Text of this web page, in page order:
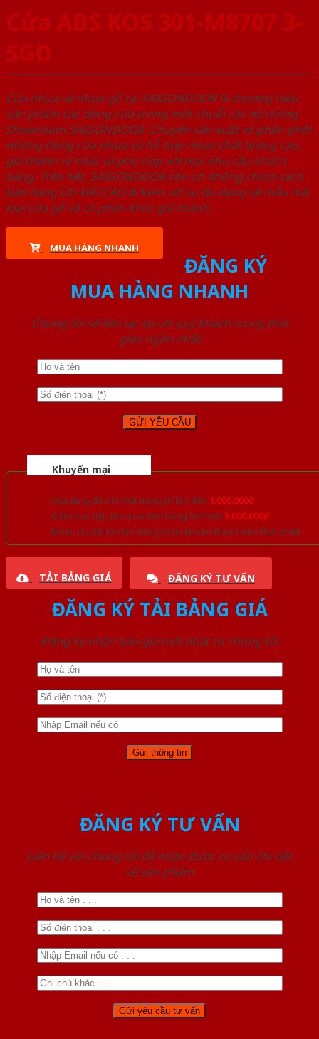
Cửa ABS KOS 301-M8707 3-
SGD
Cửa nhựa và nhựa gỗ tại SAIGONDOOR là thương hiệu
sản phẩm các dòng cửa trong một chuỗi các hệ thống
Showroom SAIGONDOOR. Chuyên sản xuất và phân phối
những dòng cửa nhựa và hỗ hợp nhựa chất lượng cao,
giá thành rẻ nhất và phù hợp với mọi nhu cầu khách
hàng. Trên hết, SAIGONDOOR còn có những chính sách
bán hàng ƯU ĐÃI CAO đi kèm với sự đa dạng về mẫu mã,
loại cửa gỗ và cả phân khúc giá thành.
MUA HÀNG NHANH
ĐĂNG KÝ
MUA HÀNG NHANH
Chúng tôi sẽ liên lạc lại với quý khách trong thời
gian ngắn nhất
Khuyến mại
Quà tặng đồ nội thất trang trí lên đến 1.000.000đ
Giảm trực tiếp khi mua đơn hàng lớn hơn 3.000.000đ
Nhiều ưu đãi lớn khi đăng ký tài khoản thành viên thân thiết
TẢI BẢNG GIÁ ĐĂNG KÝ TƯ VẤN
ĐĂNG KÝ TẢI BẢNG GIÁ
Đăng ký nhận báo giá mới nhất từ chúng tôi
ĐĂNG KÝ TƯ VẤN
Liên hệ với chúng tôi để nhận được tư vấn chi tiết
về sản phẩm